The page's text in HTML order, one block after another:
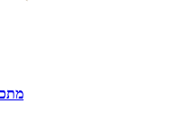
12